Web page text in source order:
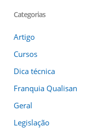
Categorias
Artigo
Cursos
Dica técnica
Franquia Qualisan
Geral
Legislação